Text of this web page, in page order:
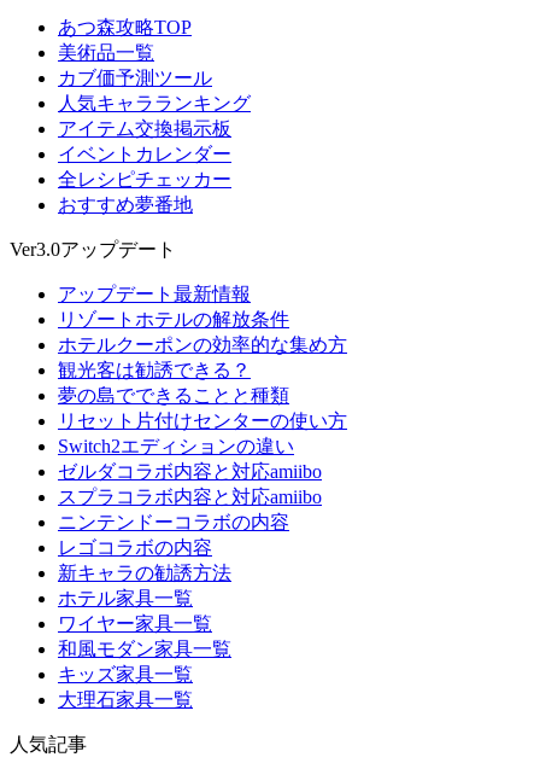
あつ森攻略TOP
美術品一覧
カブ価予測ツール
人気キャラランキング
アイテム交換掲示板
イベントカレンダー
全レシピチェッカー
おすすめ夢番地
Ver3.0アップデート
アップデート最新情報
リゾートホテルの解放条件
ホテルクーポンの効率的な集め方
観光客は勧誘できる？
夢の島でできることと種類
リセット片付けセンターの使い方
Switch2エディションの違い
ゼルダコラボ内容と対応amiibo
スプラコラボ内容と対応amiibo
ニンテンドーコラボの内容
レゴコラボの内容
新キャラの勧誘方法
ホテル家具一覧
ワイヤー家具一覧
和風モダン家具一覧
キッズ家具一覧
大理石家具一覧
人気記事